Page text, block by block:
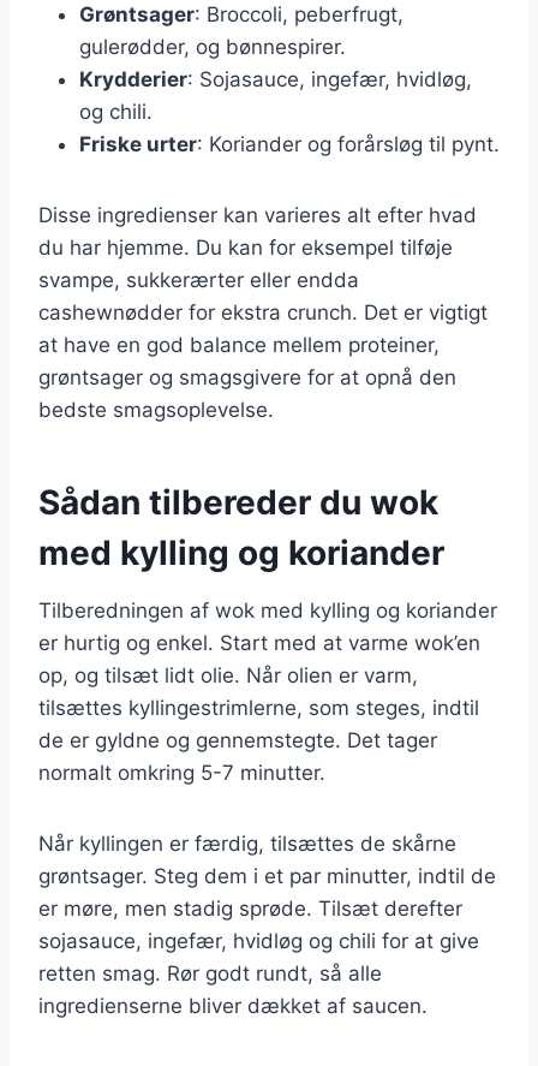
Grøntsager: Broccoli, peberfrugt,
gulerødder, og bønnespirer.
Krydderier: Sojasauce, ingefær, hvidløg,
og chili.
Friske urter: Koriander og forårsløg til pynt.
Disse ingredienser kan varieres alt efter hvad
du har hjemme. Du kan for eksempel tilføje
svampe, sukkerærter eller endda
cashewnødder for ekstra crunch. Det er vigtigt
at have en god balance mellem proteiner,
grøntsager og smagsgivere for at opnå den
bedste smagsoplevelse.
Sådan tilbereder du wok
med kylling og koriander
Tilberedningen af wok med kylling og koriander
er hurtig og enkel. Start med at varme wok’en
op, og tilsæt lidt olie. Når olien er varm,
tilsættes kyllingestrimlerne, som steges, indtil
de er gyldne og gennemstegte. Det tager
normalt omkring 5-7 minutter.
Når kyllingen er færdig, tilsættes de skårne
grøntsager. Steg dem i et par minutter, indtil de
er møre, men stadig sprøde. Tilsæt derefter
sojasauce, ingefær, hvidløg og chili for at give
retten smag. Rør godt rundt, så alle
ingredienserne bliver dækket af saucen.